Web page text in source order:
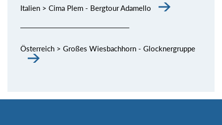
Italien > Cima Plem - Bergtour Adamello
Österreich > Großes Wiesbachhorn - Glocknergruppe